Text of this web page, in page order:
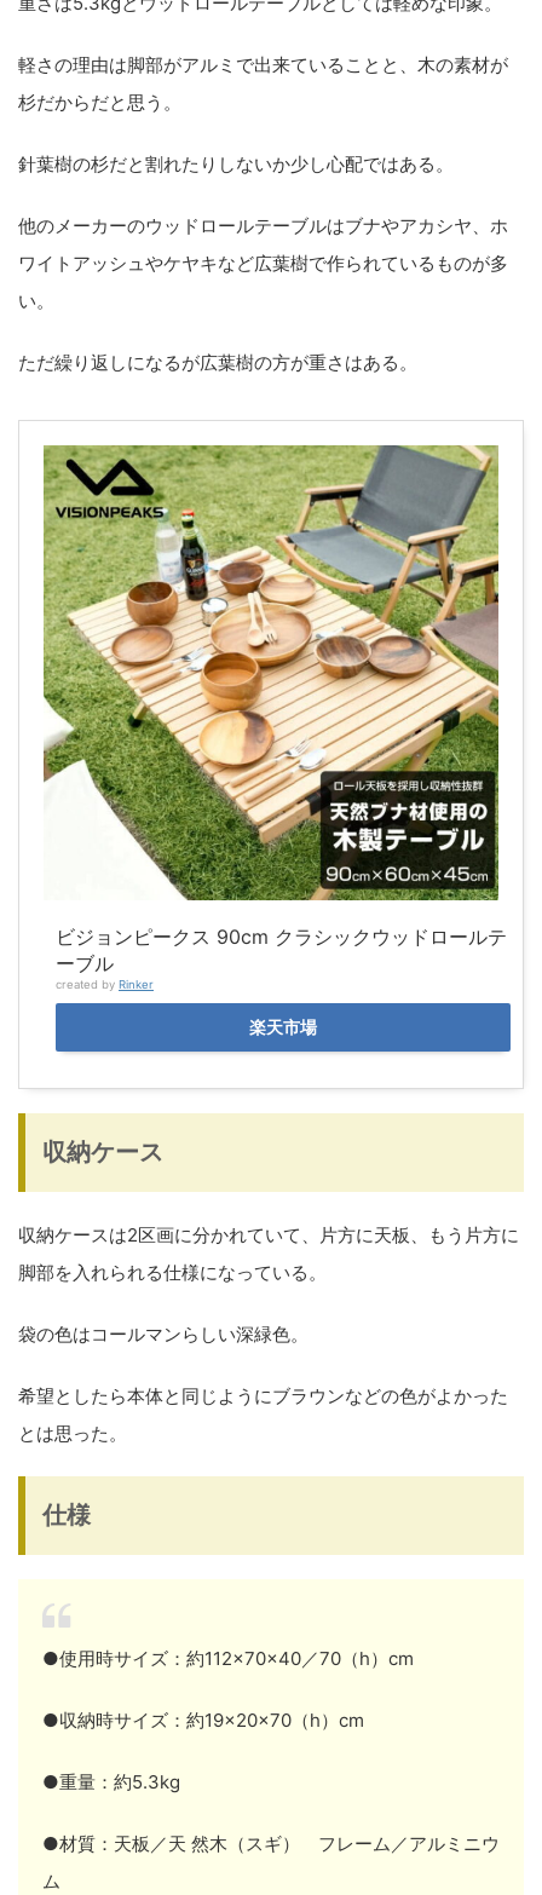
軽さの理由は脚部がアルミ で出来ていることと、 木の素材が
杉だからだと思う。
針葉樹の杉だと割れたりしないか少し心配ではある。
他のメーカーのウッドロールテーブルはブナやアカシヤ、ホ
ワイトアッシュやケヤキなど広葉樹で作られているものが多
い。
ただ繰り返しになるが広葉樹の方が重さはある。
ビジョンピークス 90cm クラシックウッドロールテ
ーブル
created by Rinker
楽天市場
収納ケース
収納ケースは2区画に分かれていて、片方に天板、もう片方に
脚部を入れられる仕様になっている。
袋の色はコールマンらしい深緑色。
希望としたら本体と同じようにブラウンなどの色がよかった
とは思った。
仕様
●使用時サイズ：約112×70×40／70（h）cm
●収納時サイズ：約19×20×70（h）cm
●重量：約5.3kg
●材質：天板／天 然木（スギ） フレーム／アルミニウ
ム